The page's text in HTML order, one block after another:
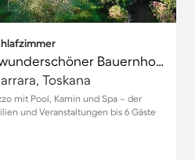
Familienorientierter wunderschöner Bauernhof mit Grill und Pool | Haustiere erlaubt
Toskana
mit Pool, Kamin und Spa – der
und Veranstaltungen bis 6 Gäste